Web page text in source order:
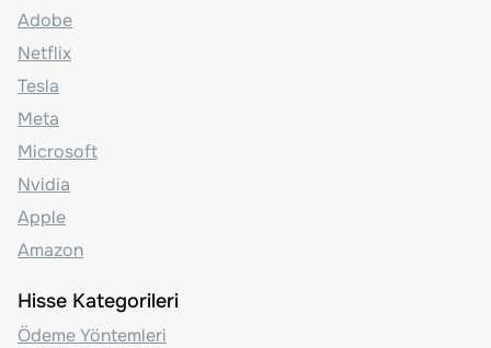
Adobe
Netflix
Tesla
Meta
Microsoft
Nvidia
Apple
Amazon
Hisse Kategorileri
Ödeme Yöntemleri